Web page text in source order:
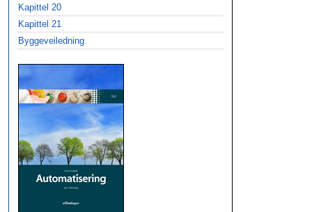
Kapittel 20
Kapittel 21
Byggeveiledning